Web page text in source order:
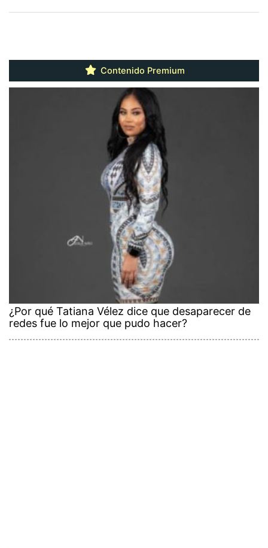
Contenido Premium
¿Por qué Tatiana Vélez dice que desaparecer de
redes fue lo mejor que pudo hacer?